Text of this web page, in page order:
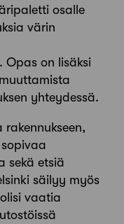
osalle
värin
Opas on lisäksi
yhteydessä.
sekä etsiä
säilyy myös
vaatia